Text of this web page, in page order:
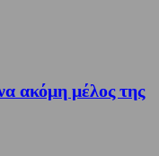
ακόμη μέλος της